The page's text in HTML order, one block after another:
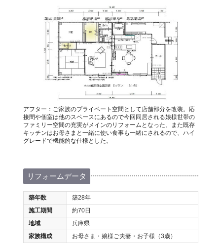
アフター：ご家族のプライベート空間として店舗部分を改装。応
接間や個室は他のスペースにあるので今回同居される娘様世帯の
ファミリー空間の充実がメインのリフォームとなった。また既存
キッチンはお母さまと一緒に使い食事も一緒にされるので、ハイ
グレードで機能的な仕様とした。
リフォームデータ
築年数
築28年
施工期間
約70日
地域
兵庫県
家族構成
お母さま・娘様ご夫妻・お子様（3歳）